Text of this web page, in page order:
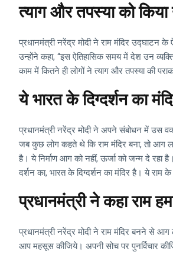
त्याग और तपस्या को किया
प्रधानमंत्री नरेंद्र मोदी ने राम मंदिर उद्घाटन के
उन्होंने कहा, “इस ऐतिहासिक समय में देश उन
काम में कितने ही लोगों ने त्याग और तपस्या की
ये भारत के दिग्दर्शन का
प्रधानमंत्री नरेंद्र मोदी ने अपने संबोधन में उस
जब कुछ लोग कहते थे कि राम मंदिर बना, तो आग
है। ये निर्माण आग को नहीं, ऊर्जा को जन्म दे रहा
दर्शन का, भारत के दिग्दर्शन का मंदिर है। ये राम
प्रधानमंत्री ने कहा राम
प्रधानमंत्री नरेंद्र मोदी ने राम मंदिर बनने से
आप महसूस कीजिये। अपनी सोच पर पुनर्विचार